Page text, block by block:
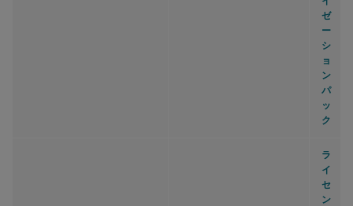
ゼ
ー
シ
ョ
ン
パ
ッ
ク
ラ
イ
セ
ン